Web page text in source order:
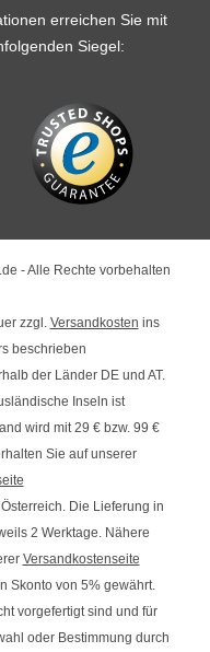
erreichen Sie mit
Siegel:
- Alle Rechte vorbehalten
zzgl. Versandkosten ins
beschrieben
der Länder DE und AT.
Inseln ist
wird mit29 € bzw. 99 €
Sie auf unserer
Die Lieferung in
2 Werktage. Nähere
Versandkostenseite
Skonto von 5% gewährt.
vorgefertigt sind und für
oder Bestimmung durch